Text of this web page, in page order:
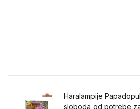
Haralampije
sloboda od potrebe